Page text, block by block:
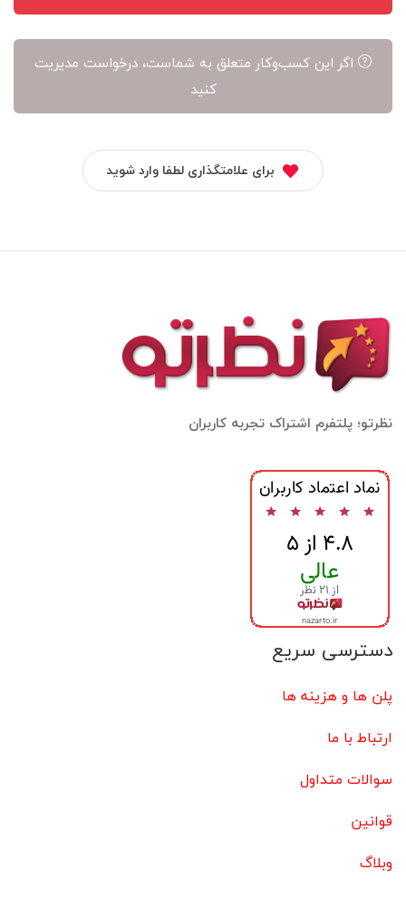
اگر این کسب‌وکار متعلق به شماست، درخواست مدیریت
کنید
برای علامتگذاری لطفا وارد شوید
نظرتو؛ پلتفرم اشتراک تجربه کاربران
دسترسی سریع
پلن ها و هزینه ها
ارتباط با ما
سوالات متداول
قوانین
وبلاگ